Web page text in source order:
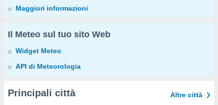
Maggiori informazioni
Il Meteo sul tuo sito Web
Widget Meteo
API di Meteorologia
Principali città Altre città